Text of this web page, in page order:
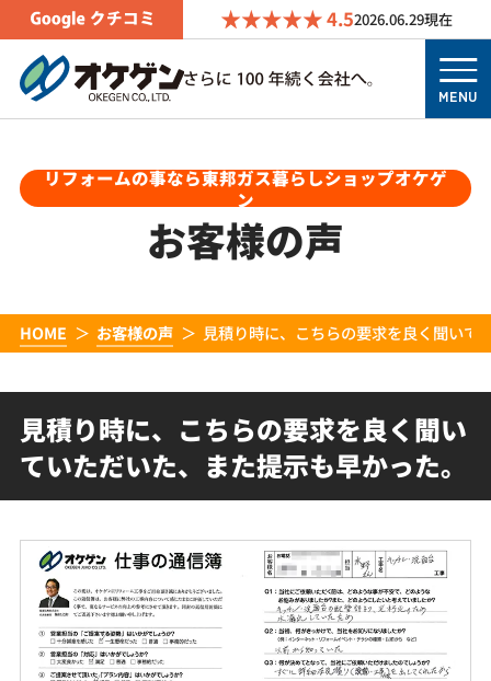
4.52026.06.29現在
MENU
リフォームの事なら東邦ガス暮らしショップオケゲ
ン
お客様の声
HOME お客様の声 見積り時に、こちらの要求を良く聞いて
見積り時に、こちらの要求を良く聞い
ていただいた、また提示も早かった。